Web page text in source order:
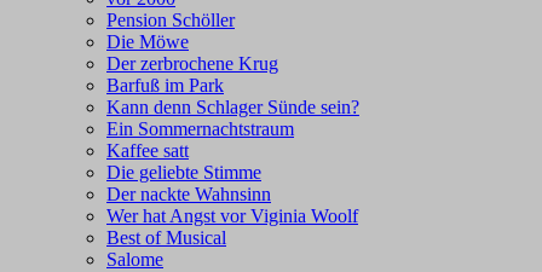
Pension Schöller
Die Möwe
Der zerbrochene Krug
Barfuß im Park
Kann denn Schlager Sünde sein?
Ein Sommernachtstraum
Kaffee satt
Die geliebte Stimme
Der nackte Wahnsinn
Wer hat Angst vor Viginia Woolf
Best of Musical
Salome